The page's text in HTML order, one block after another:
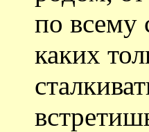
по всему
каких